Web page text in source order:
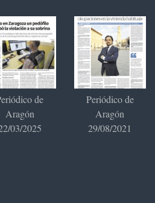
de
Aragón
03/2025
Periódico de
Aragón
29/08/2021